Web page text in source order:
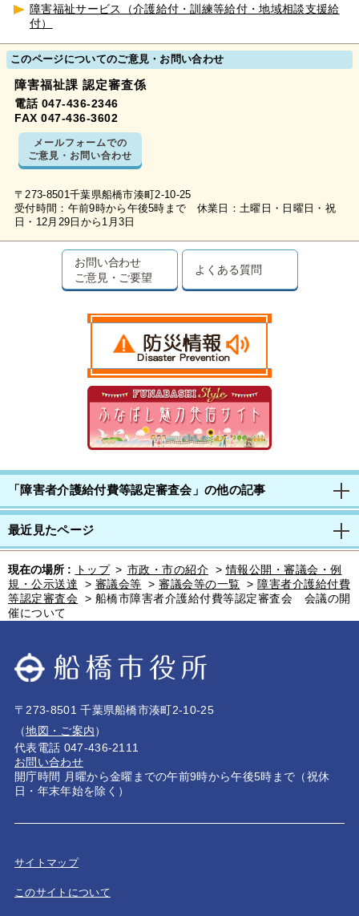
障害福祉サービス（介護給付・訓練等給付・地域相談支援給
付）
このページについてのご意見・お問い合わせ
障害福祉課 認定審査係
電話 047-436-2346
FAX 047-436-3602
メールフォームでの
ご意見・お問い合わせ
〒273-8501千葉県船橋市湊町2-10-25
受付時間：午前9時から午後5時まで 休業日：土曜日・日曜日・祝
日・12月29日から1月3日
お問い合わせ
ご意見・ご要望
よくある質問
「障害者介護給付費等認定審査会」の他の記事
最近見たページ
現在の場所 : トップ > 市政・市の紹介 >情報公開・審議会・例
規・公示送達
> 審議会等 > 審議会等の一覧 > 障害者介護給付費
等認定審査会 > 船橋市障害者介護給付費等認定審査会 会議の開
催について
〒273-8501 千葉県船橋市湊町2-10-25
（地図・ご案内）
代表電話 047-436-2111
お問い合わせ
開庁時間 月曜から金曜までの午前9時から午後5時まで（祝休
日・年末年始を除く）
サイトマップ
このサイトについて